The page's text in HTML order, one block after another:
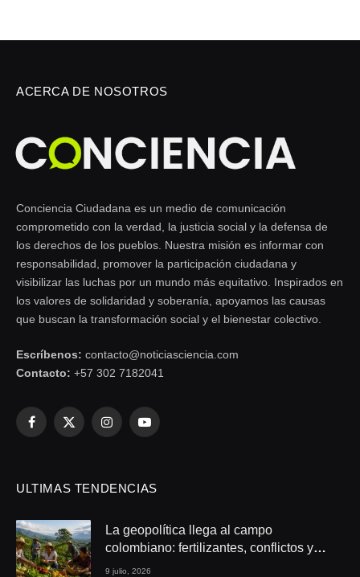
ACERCA DE NOSOTROS
Conciencia Ciudadana es un medio de comunicación
comprometido con la verdad, la justicia social y la defensa de
los derechos de los pueblos. Nuestra misión es informar con
responsabilidad, promover la participación ciudadana y
visibilizar las luchas por un mundo más equitativo. Inspirados en
los valores de solidaridad y soberanía, apoyamos las causas
que buscan la transformación social y el bienestar colectivo.
Escríbenos: contacto@noticiasciencia.com
Contacto: +57 302 7182041
Facebook
X
InstagramYouTube
ULTIMAS TENDENCIAS
La geopolítica llega al campo
colombiano: fertilizantes, conflictos y
seguridad alimentaria
9 julio, 2026